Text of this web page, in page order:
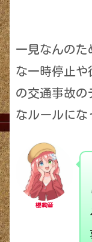
一見なんのた
な一時停止や
の交通事故の
なルールにな
櫻絢音